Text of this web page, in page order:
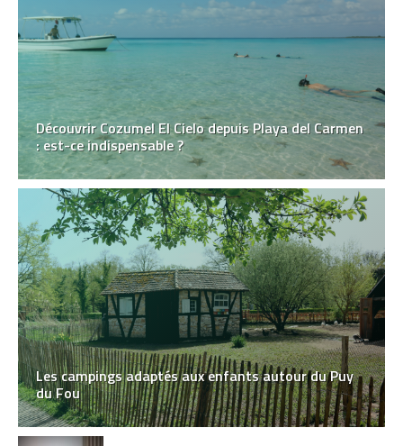
Découvrir Cozumel El Cielo depuis Playa del Carmen
: est-ce indispensable ?
Les campings adaptés aux enfants autour du Puy
du Fou